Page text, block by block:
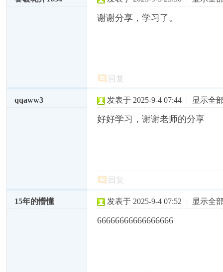
谢谢分享，学习了。
回复
qqaww3 发表于 2025-9-4 07:44 | 显示全
好好学习，谢谢老师的分享
回复
15年的懵懂 发表于 2025-9-4 07:52 | 显示全
66666666666666666